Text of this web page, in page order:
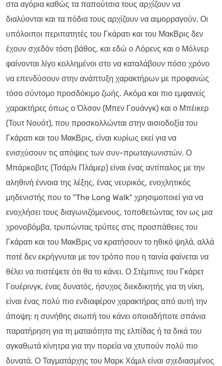
στα αγόρια καθώς τα παπούτσια τους αρχίζουν να
διαλύονται και τα πόδια τους αρχίζουν να αιμορραγούν. Οι
υπόλοιποι περιπατητές του Γκάρατι και του ΜακΒρις δεν
έχουν σχεδόν τόση βάθος, και εδώ ο Λόρενς και ο Μόλνερ
φαίνονται λίγο κολλημένοι στο να καταλάβουν πόσο χρόνο
να επενδύσουν στην ανάπτυξη χαρακτήρων με προφανώς
τόσο σύντομο προσδόκιμο ζωής. Ακόμα και πιο εμφανείς
χαρακτήρες όπως ο Όλσον (Μπεν Γουάνγκ) και ο Μπέικερ
(Τουτ Νουότ), που προσκολλώνται στην αισιοδοξία του
Γκάρατι και του ΜακΒρις, είναι κυρίως εκεί για να
ενισχύσουν τις απόψεις των συν-πρωταγωνιστών. Ο
Μπάρκοβιτς (Τσάρλι Πλάμερ) είναι ένας αντίπαλος με την
αληθινή έννοια της λέξης, ένας νευρικός, ενοχλητικός
μηδενιστής που το "The Long Walk" χρησιμοποιεί για να
ενοχλήσει τους διαγωνιζόμενους, τοποθετώντας τον ως μια
χρονοβόμβα, τρυπώντας τρύπες στις προσπάθειες του
Γκάρατι και του ΜακΒρις να κρατήσουν το ηθικό ψηλά, αλλά
ποτέ δεν εκρήγνυται με τον τρόπο που η ταινία φαίνεται να
θέλει να πιστέψετε ότι θα το κάνει. Ο Στέμπινς του Γκάρετ
Γουέρινγκ, ένας δυνατός, ήσυχος διεκδικητής για τη νίκη,
είναι ένας πολύ πιο ενδιαφέρον χαρακτήρας από αυτή την
άποψη: η συνήθης σιωπή του κάνει οποιαδήποτε σπάνια
παρατήρηση για τη ματαιότητα της ελπίδας ή τα δικά του
αγκαθωτά κίνητρα για την πορεία να χτυπούν πολύ πιο
δυνατά. Ο Ταγματάρχης του Μαρκ Χάμιλ είναι σχεδιασμένος